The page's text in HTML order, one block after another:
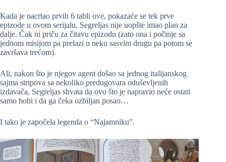
Kada je nacrtao prvih 6 tabli ove, pokazaće se tek prve
epizode u ovom serijalu, Segreljas nije uopšte imao plan za
dalje. Čak ni priču za čitavu epizodu (zato ona i počinje sa
jednom misijom pa prelazi u neku sasvim drugu pa potom se
završava trećom).
Ali, nakon što je njegov agent došao sa jednog italijanskog
sajma stripova sa nekoliko predugovara oduševljenih
izdavača, Segreljas shvata da ovo što je napravio neće ostati
samo hobi i da ga čeka ozbiljan posao…
I tako je započela legenda o “Najamniku”.